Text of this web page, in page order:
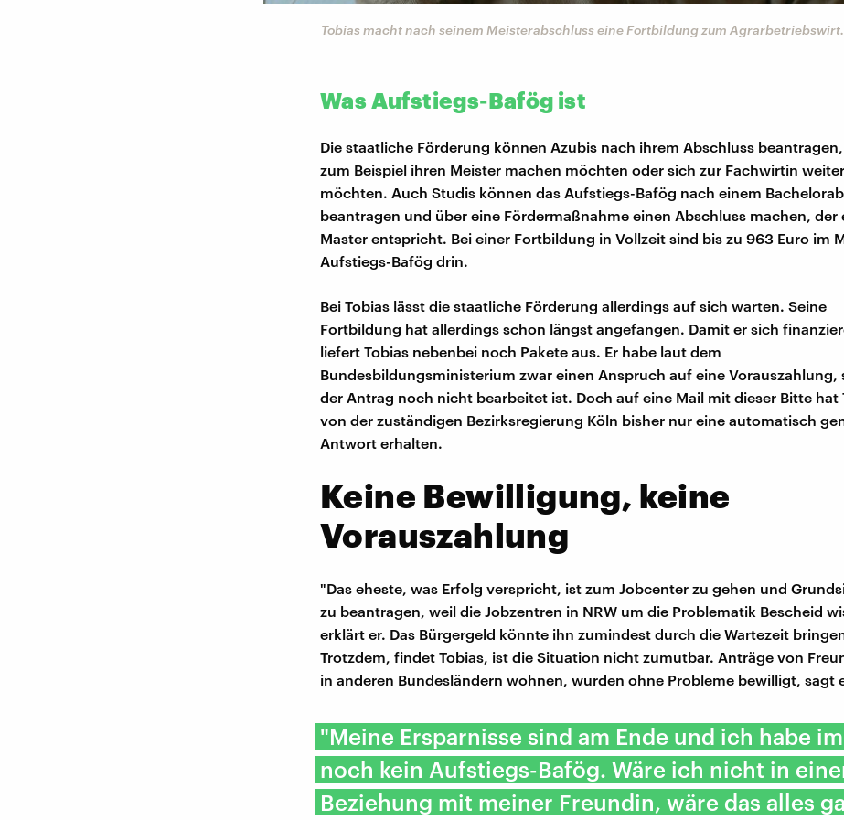
Tobias macht nach seinem Meisterabschluss eine Fortbildung zum Agrarbetriebswirt.
Was Aufstiegs-Bafög ist
Die staatliche Förderung können Azubis nach ihrem Abschluss
zum Beispiel ihren Meister machen möchten oder sich zur Fachwirtin
möchten. Auch Studis können das Aufstiegs-Bafög nach einem
beantragen und über eine Fördermaßnahme einen Abschluss machen, der
Master entspricht. Bei einer Fortbildung in Vollzeit sind bis zu 963 Euro im
Aufstiegs-Bafög drin.
Bei Tobias lässt die staatliche Förderung allerdings auf sich warten. Seine
Fortbildung hat allerdings schon längst angefangen. Damit er sich
liefert Tobias nebenbei noch Pakete aus. Er habe laut dem
Bundesbildungsministerium zwar einen Anspruch auf eine Vorauszahlung,
der Antrag noch nicht bearbeitet ist. Doch auf eine Mail mit dieser Bitte hat
von der zuständigen Bezirksregierung Köln bisher nur eine automatisch
Antwort erhalten.
Keine Bewilligung, keine
Vorauszahlung
"Das eheste, was Erfolg verspricht, ist zum Jobcenter zu gehen und
zu beantragen, weil die Jobzentren in NRW um die Problematik Bescheid
erklärt er. Das Bürgergeld könnte ihn zumindest durch die Wartezeit
Trotzdem, findet Tobias, ist die Situation nicht zumutbar. Anträge von
in anderen Bundesländern wohnen, wurden ohne Probleme bewilligt, sagt
"Meine Ersparnisse sind am Ende und ich habe
noch kein Aufstiegs-Bafög. Wäre ich nicht in
Beziehung mit meiner Freundin, wäre das alles